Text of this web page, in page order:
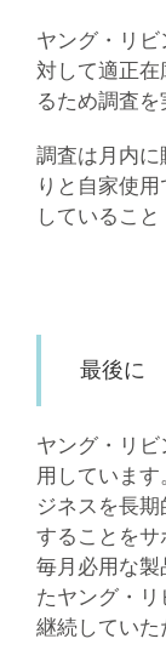
ヤング・リ
対して適正
るため調査を
調査は月内
りと自家使
していること
最後に
ヤング・リ
用していま
ジネスを長
することをサ
毎月必用な製
たヤング・
継続していた